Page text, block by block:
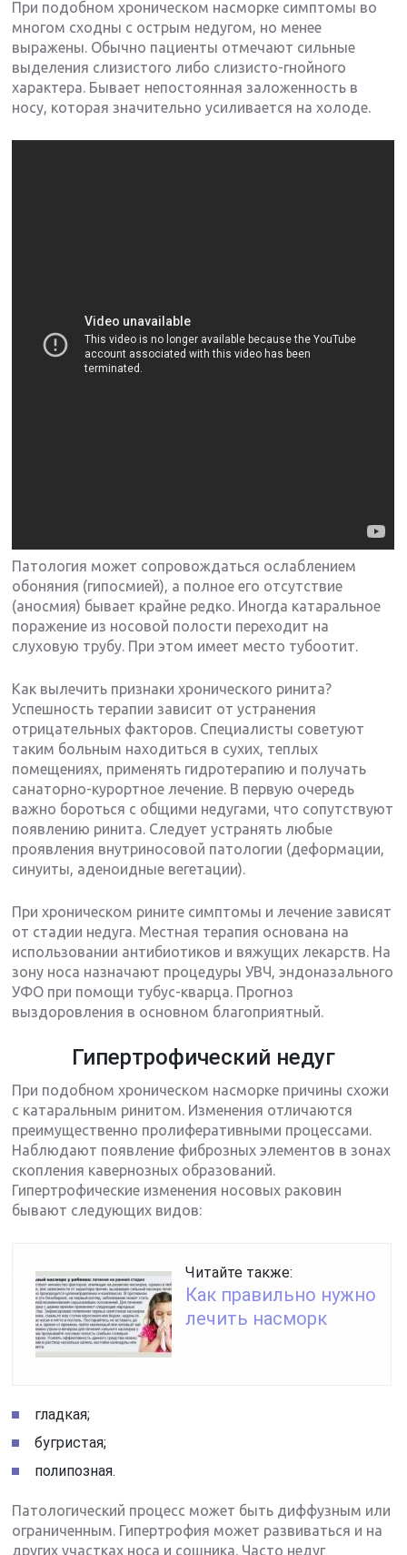
При подобном хроническом насморке симптомы во
многом сходны с острым недугом, но менее
выражены. Обычно пациенты отмечают сильные
выделения слизистого либо слизисто-гнойного
характера. Бывает непостоянная заложенность в
носу, которая значительно усиливается на холоде.
Патология может сопровождаться ослаблением
обоняния (гипосмией), а полное его отсутствие
(аносмия) бывает крайне редко. Иногда катаральное
поражение из носовой полости переходит на
слуховую трубу. При этом имеет место тубоотит.
Как вылечить признаки хронического ринита?
Успешность терапии зависит от устранения
отрицательных факторов. Специалисты советуют
таким больным находиться в сухих, теплых
помещениях, применять гидротерапию и получать
санаторно-курортное лечение. В первую очередь
важно бороться с общими недугами, что сопутствуют
появлению ринита. Следует устранять любые
проявления внутриносовой патологии (деформации,
синуиты, аденоидные вегетации).
При хроническом рините симптомы и лечение зависят
от стадии недуга. Местная терапия основана на
использовании антибиотиков и вяжущих лекарств. На
зону носа назначают процедуры УВЧ, эндоназального
УФО при помощи тубус-кварца. Прогноз
выздоровления в основном благоприятный.
Гипертрофический недуг
При подобном хроническом насморке причины схожи
с катаральным ринитом. Изменения отличаются
преимущественно пролиферативными процессами.
Наблюдают появление фиброзных элементов в зонах
скопления кавернозных образований.
Гипертрофические изменения носовых раковин
бывают следующих видов:
Читайте также:
Как правильно нужно
лечить насморк
гладкая;
бугристая;
полипозная.
Патологический процесс может быть диффузным или
ограниченным. Гипертрофия может развиваться и на
других участках носа и сошника. Часто недуг